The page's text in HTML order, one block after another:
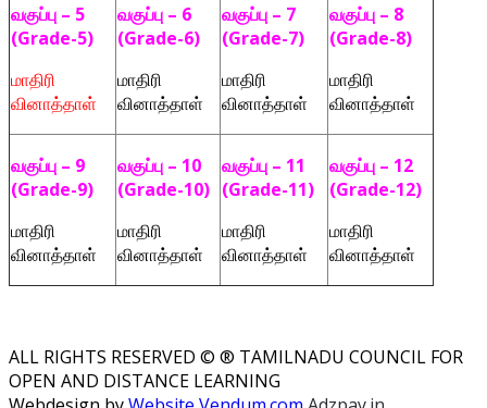
வகுப்பு – 5
(Grade-5)
மாதிரி
வினாத்தாள்
வகுப்பு – 6
(Grade-6)
மாதிரி
வினாத்தாள்
வகுப்பு – 7
(Grade-7)
மாதிரி
வினாத்தாள்
வகுப்பு – 8
(Grade-8)
மாதிரி
வினாத்தாள்
வகுப்பு – 9
(Grade-9)
மாதிரி
வினாத்தாள்
வகுப்பு – 10
(Grade-10)
மாதிரி
வினாத்தாள்
வகுப்பு – 11
(Grade-11)
மாதிரி
வினாத்தாள்
வகுப்பு – 12
(Grade-12)
மாதிரி
வினாத்தாள்
ALL RIGHTS RESERVED © ® TAMILNADU COUNCIL FOR
OPEN AND DISTANCE LEARNING